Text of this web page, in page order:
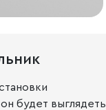
будет выглядеть